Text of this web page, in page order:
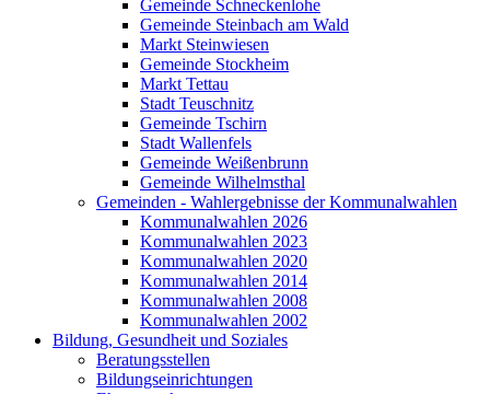
Gemeinde Schneckenlohe
Gemeinde Steinbach am Wald
Markt Steinwiesen
Gemeinde Stockheim
Markt Tettau
Stadt Teuschnitz
Gemeinde Tschirn
Stadt Wallenfels
Gemeinde Weißenbrunn
Gemeinde Wilhelmsthal
Gemeinden - Wahlergebnisse der Kommunalwahlen
Kommunalwahlen 2026
Kommunalwahlen 2023
Kommunalwahlen 2020
Kommunalwahlen 2014
Kommunalwahlen 2008
Kommunalwahlen 2002
Bildung, Gesundheit und Soziales
Beratungsstellen
Bildungseinrichtungen